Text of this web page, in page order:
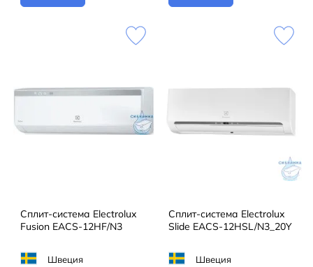
Сплит-система Electrolux
Fusion EACS-12HF/N3
Швеция
Сплит-система Electrolux
Slide EACS-12HSL/N3_20Y
Швеция